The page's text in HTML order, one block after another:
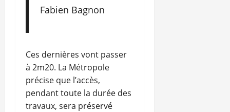
Fabien Bagnon
Ces dernières vont passer
à 2m20. La Métropole
précise que l’accès,
pendant toute la durée des
travaux, sera préservé